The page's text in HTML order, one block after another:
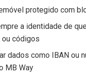
protegido com
a identidade de
códigos
dados como IBAN ou
MB Way